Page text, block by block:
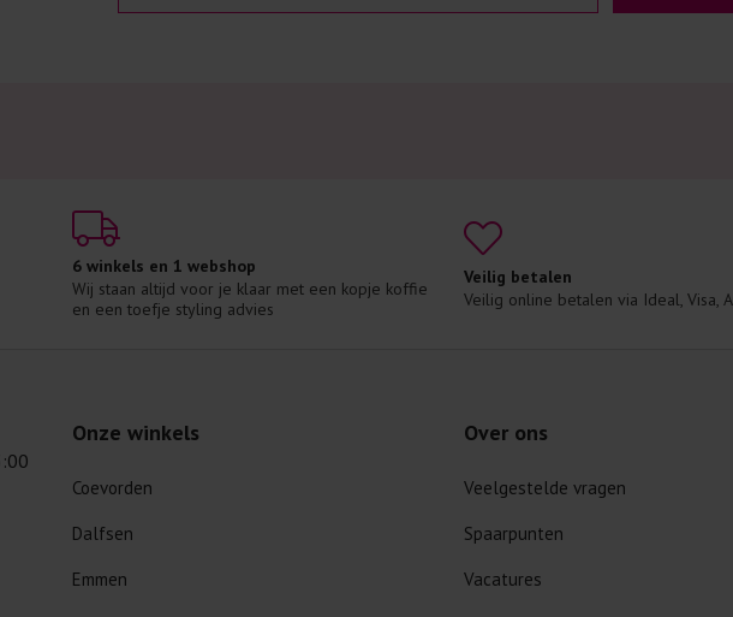
6 winkels en 1 webshop
Wij staan altijd voor je klaar met een kopje koffie
en een toefje styling advies
Veilig betalen
Veilig online betalen via Ideal, Visa,
Onze winkels
Coevorden
Dalfsen
Emmen
Over ons
Veelgestelde vragen
Spaarpunten
Vacatures